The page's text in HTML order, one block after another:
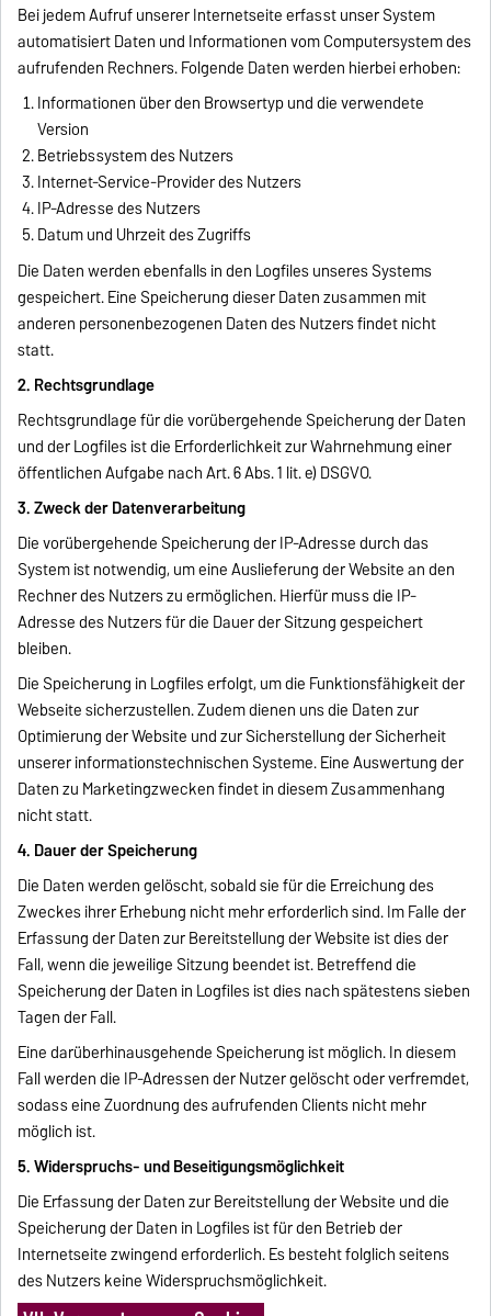
Bei jedem Aufruf unserer Internetseite erfasst unser System
automatisiert Daten und Informationen vom Computersystem des
aufrufenden Rechners. Folgende Daten werden hierbei erhoben:
Informationen über den Browsertyp und die verwendete
Version
Betriebssystem des Nutzers
Internet-Service-Provider des Nutzers
IP-Adresse des Nutzers
Datum und Uhrzeit des Zugriffs
Die Daten werden ebenfalls in den Logfiles unseres Systems
gespeichert. Eine Speicherung dieser Daten zusammen mit
anderen personenbezogenen Daten des Nutzers findet nicht
statt.
2. Rechtsgrundlage
Rechtsgrundlage für die vorübergehende Speicherung der Daten
und der Logfiles ist die Erforderlichkeit zur Wahrnehmung einer
öffentlichen Aufgabe nach Art. 6 Abs. 1 lit. e) DSGVO.
3. Zweck der Datenverarbeitung
Die vorübergehende Speicherung der IP-Adresse durch das
System ist notwendig, um eine Auslieferung der Website an den
Rechner des Nutzers zu ermöglichen. Hierfür muss die IP-
Adresse des Nutzers für die Dauer der Sitzung gespeichert
bleiben.
Die Speicherung in Logfiles erfolgt, um die Funktionsfähigkeit der
Webseite sicherzustellen. Zudem dienen uns die Daten zur
Optimierung der Website und zur Sicherstellung der Sicherheit
unserer informationstechnischen Systeme. Eine Auswertung der
Daten zu Marketingzwecken findet in diesem Zusammenhang
nicht statt.
4. Dauer der Speicherung
Die Daten werden gelöscht, sobald sie für die Erreichung des
Zweckes ihrer Erhebung nicht mehr erforderlich sind. Im Falle der
Erfassung der Daten zur Bereitstellung der Website ist dies der
Fall, wenn die jeweilige Sitzung beendet ist. Betreffend die
Speicherung der Daten in Logfiles ist dies nach spätestens sieben
Tagen der Fall.
Eine darüberhinausgehende Speicherung ist möglich. In diesem
Fall werden die IP-Adressen der Nutzer gelöscht oder verfremdet,
sodass eine Zuordnung des aufrufenden Clients nicht mehr
möglich ist.
5. Widerspruchs- und Beseitigungsmöglichkeit
Die Erfassung der Daten zur Bereitstellung der Website und die
Speicherung der Daten in Logfiles ist für den Betrieb der
Internetseite zwingend erforderlich. Es besteht folglich seitens
des Nutzers keine Widerspruchsmöglichkeit.